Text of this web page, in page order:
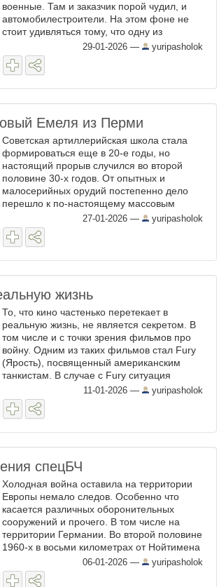
военные. Там и заказчик порой чудил, и
автомобилестроители. На этом фоне не
стоит удивляться тому, что одну из
ключевых ролей в появлении подходящих,
и по характеристикам, ...
29-01-2026 — yuripasholok
Емеля из Перми
Советская артиллерийская школа стала
формироваться еще в 20-е годы, но
настоящий прорыв случился во второй
половине 30-х годов. От опытных и
малосерийных орудий постепенно дело
перешло к по-настоящему массовым
артиллерийским системам. Настоящими
кузницами новых артиллерийских систем
стали ...
27-01-2026 — yuripasholok
жизнь
То, что кино частенько перетекает в
реальную жизнь, не является секретом. В
том числе и с точки зрения фильмов про
войну. Одним из таких фильмов стал Fury
(Ярость), посвященный американским
танкистам. В случае с Fury ситуация
выглядит довольно комично. Хотя бы тем
фактом, что фильм про ...
11-01-2026 — yuripasholok
спецБЧ
Холодная война оставила на территории
Европы немало следов. Особенно что
касается различных оборонительных
сооружений и прочего. В том числе на
территории Германии. Во второй половине
1960-х в восьми километрах от Нойтимена
построили новый бункер для хранения
ядерных боеголовок - объект ...
06-01-2026 — yuripasholok